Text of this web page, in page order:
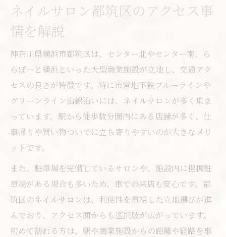
ネイルサロン都筑区のアクセス事
情を解説
神奈川県横浜市都筑区は、センター北やセンター南、ら
らぽーと横浜といった大型商業施設が立地し、交通アク
セスの良さが特徴です。特に市営地下鉄ブルーラインや
グリーンライン沿線沿いには、ネイルサロンが多く集ま
っています。駅から徒歩数分圏内にある店舗が多く、仕
事帰りや買い物ついでに立ち寄りやすいのが大きなメリ
ットです。
また、駐車場を完備しているサロンや、施設内に提携駐
車場がある場合も多いため、車での来店も安心です。都
筑区のネイルサロンは、利便性を重視した立地選びが進
んでおり、アクセス面からも選択肢が広がっています。
初めて訪れる方は、駅や商業施設からの距離や経路を事